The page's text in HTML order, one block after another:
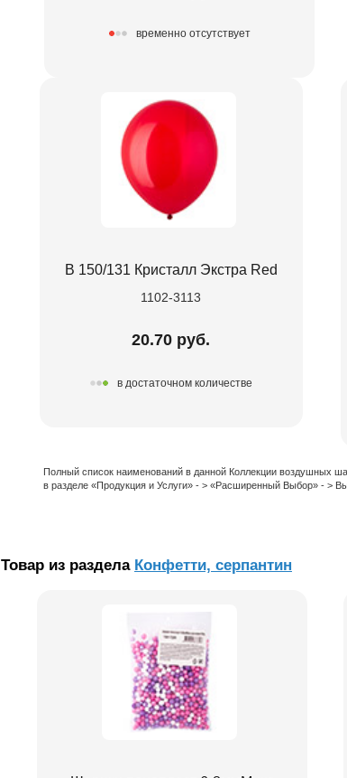
временно отсутствует
В 150/131 Кристалл Экстра Red
1102-3113
20.70 руб.
в достаточном количестве
Полный список наименований в данной Коллекции воздушных
в разделе «Продукция и Услуги» - > «Расширенный Выбор» - >
Товар из раздела Конфетти, серпантин